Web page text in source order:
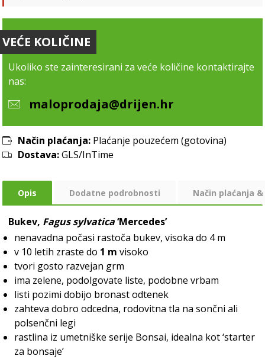
VEĆE KOLIČINE
Ukoliko ste zainteresirani za veće količine kontaktirajte
nas:
maloprodaja@drijen.hr
Način plaćanja: Plaćanje pouzećem (gotovina)
Dostava:GLS/InTime
Opis Dodatne podrobnosti Način plaćanja
Bukev, Fagus sylvatica‘Mercedes’
nenavadna počasi rastoča bukev, visoka do 4 m
v 10 letih zraste do 1 m visoko
tvori gosto razvejan grm
ima zelene, podolgovate liste, podobne vrbam
listi pozimi dobijo bronast odtenek
zahteva dobro odcedna, rodovitna tla na sončni ali
polsenčni legi
rastlina iz umetniške serije Bonsai, idealna kot ‘starter
za bonsaje’